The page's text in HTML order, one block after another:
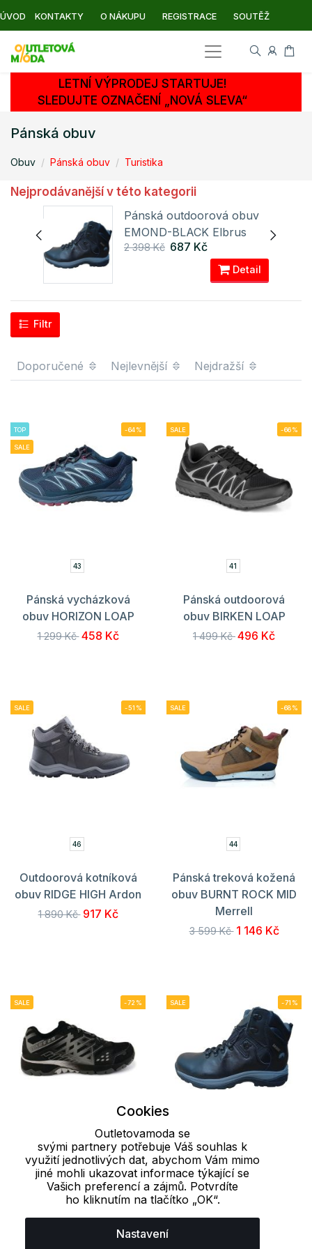
ÚVOD KONTAKTY O NÁKUPU REGISTRACE SOUTĚŽ
LETNÍ VÝPRODEJ STARTUJE!
SLEDUJTE OZNAČENÍ „NOVÁ SLEVA“
Pánská obuv
Obuv Pánská obuv Turistika
Nejprodávanější v této kategorii
Pánská outdoorová obuv
EMOND-BLACK Elbrus
2 398 Kč 687 Kč
Detail
Filtr
Doporučené Nejlevnější Nejdražší
TOP
SALE
-64%
43
Pánská vycházková
obuv HORIZON LOAP
1 299 Kč 458 Kč
SALE -66%
41
Pánská outdoorová
obuv BIRKEN LOAP
1 499 Kč496 Kč
SALE -51%
46
Outdoorová kotníková
obuv RIDGE HIGH Ardon
1 890 Kč 917 Kč
SALE -68%
44
Pánská treková kožená
obuv BURNT ROCK MID
Merrell
3 599 Kč 1 146 Kč
SALE -72%
42_EU
Pánská outdoorová
obuv Razor Dare 2B
687 Kč
SALE -71%
Pánská outdoorová
obuv EMOND-BLACK
Elbrus
Cookies
Outletovamoda se
svými partnery potřebuje Váš souhlas k
využití jednotlivých dat, abychom Vám mimo
jiné mohli ukazovat informace týkající se
Vašich preferencí a zájmů. Potvrdíte
ho kliknutím na tlačítko „OK“.
Nastavení